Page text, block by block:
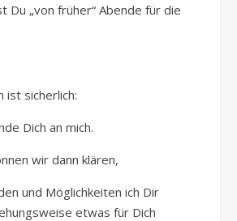
Du „von früher“ Abende für die
ist sicherlich:
Dich an mich.
wir dann klären,
und Möglichkeiten ich Dir
etwas für Dich